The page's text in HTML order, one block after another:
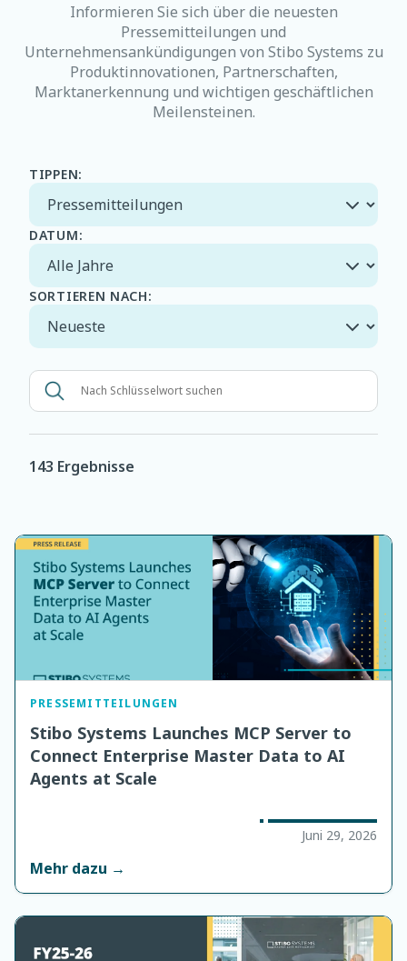
Informieren Sie sich über die neuesten
Pressemitteilungen und
Unternehmensankündigungen von Stibo Systems zu
Produktinnovationen, Partnerschaften,
Marktanerkennung und wichtigen geschäftlichen
Meilensteinen.
TIPPEN:
DATUM:
SORTIEREN NACH:
143 Ergebnisse
PRESSEMITTEILUNGEN
Stibo Systems Launches MCP Server to
Connect Enterprise Master Data to AI
Agents at Scale
Juni 29, 2026
Mehr dazu →